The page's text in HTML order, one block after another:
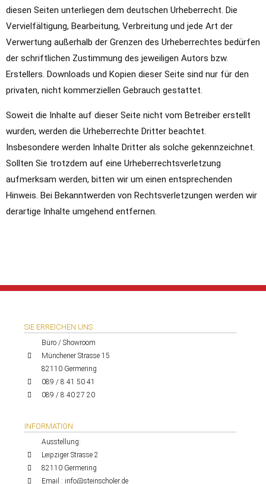
diesen Seiten unterliegen dem deutschen Urheberrecht. Die
Vervielfältigung, Bearbeitung, Verbreitung und jede Art der
Verwertung außerhalb der Grenzen des Urheberrechtes bedürfen
der schriftlichen Zustimmung des jeweiligen Autors bzw.
Erstellers. Downloads und Kopien dieser Seite sind nur für den
privaten, nicht kommerziellen Gebrauch gestattet.
Soweit die Inhalte auf dieser Seite nicht vom Betreiber erstellt
wurden, werden die Urheberrechte Dritter beachtet.
Insbesondere werden Inhalte Dritter als solche gekennzeichnet.
Sollten Sie trotzdem auf eine Urheberrechtsverletzung
aufmerksam werden, bitten wir um einen entsprechenden
Hinweis. Bei Bekanntwerden von Rechtsverletzungen werden wir
derartige Inhalte umgehend entfernen.
SIE ERREICHEN UNS
Büro / Showroom
Münchener Strasse 15
82110 Germering
089 / 8 41 50 41
089 / 8 40 27 20
INFORMATION
Ausstellung:
Leipziger Strasse 2
82110 Germering
Email : info@steinscholer.de